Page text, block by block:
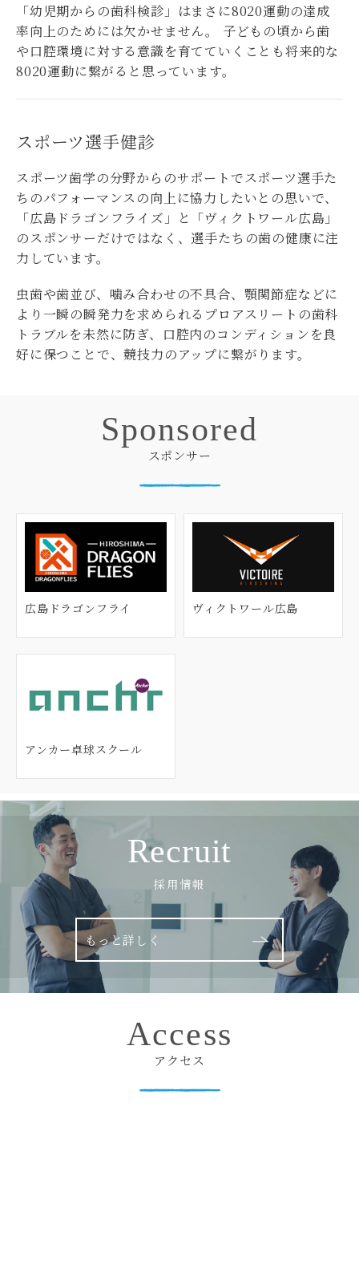
「幼児期からの歯科検診」はまさに8020運動の達成
率向上のためには欠かせません。
子どもの頃から歯
や口腔環境に対する意識を育てていくことも将来的な
8020運動に繋がると思っています。
スポーツ選手健診
スポーツ歯学の分野からのサポートでスポーツ選手た
ちのパフォーマンスの向上に協力したいとの思いで、
「広島ドラゴンフライズ」と「ヴィクトワール広島」
のスポンサーだけではなく、選手たちの歯の健康に注
力しています。
虫歯や歯並び、噛み合わせの不具合、顎関節症などに
より一瞬の瞬発力を求められるプロアスリートの歯科
トラブルを未然に防ぎ、口腔内のコンディションを良
好に保つことで、競技力のアップに繋がります。
Sponsored
スポンサー
広島ドラゴンフライ ヴィクトワール広島
アンカー卓球スクール
Recruit
採用情報
もっと詳しく
Access
アクセス